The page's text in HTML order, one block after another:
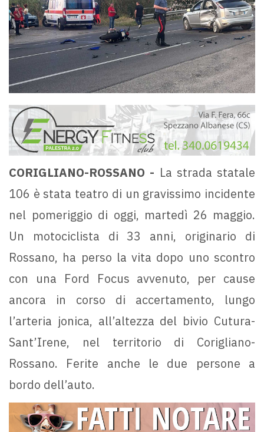
CORIGLIANO-ROSSANO - La strada statale
106 è stata teatro di un gravissimo incidente
nel pomeriggio di oggi, martedì 26 maggio.
Un motociclista di 33 anni, originario di
Rossano, ha perso la vita dopo uno scontro
con una Ford Focus avvenuto, per cause
ancora in corso di accertamento, lungo
l’arteria jonica, all’altezza del bivio Cutura-
Sant’Irene, nel territorio di Corigliano-
Rossano. Ferite anche le due persone a
bordo dell’auto.